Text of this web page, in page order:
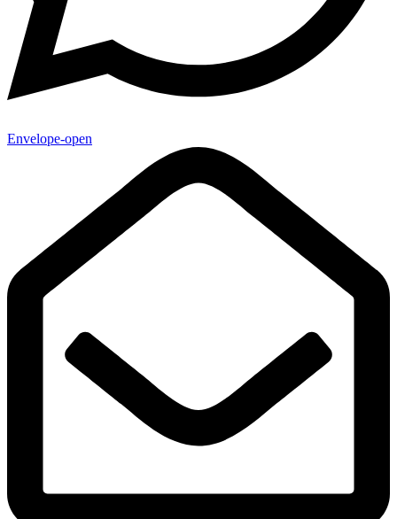
Envelope-open